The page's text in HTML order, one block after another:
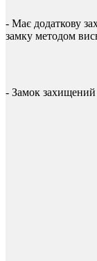
- Має додаткову
замку методом
- Замок захищений